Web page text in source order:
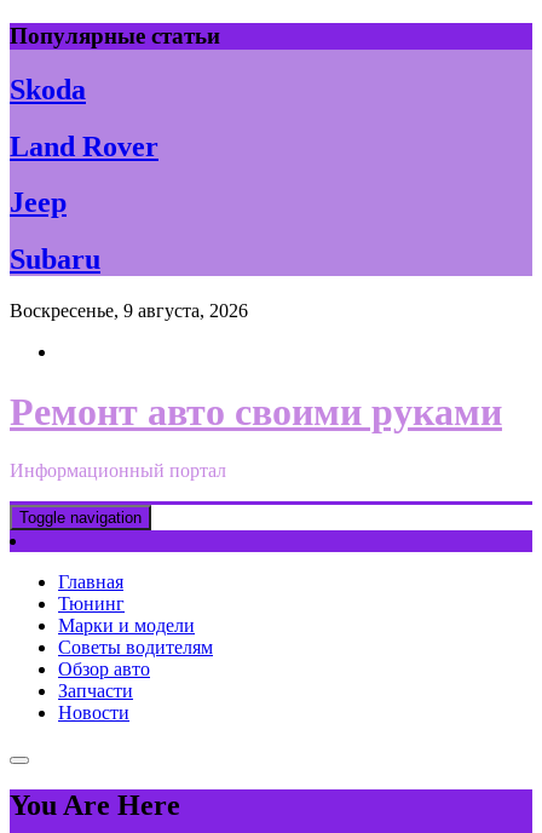
Skip
to
content
Популярные статьи
Skoda
Land Rover
Jeep
Subaru
Воскресенье, 9 августа, 2026
Ремонт авто своими руками
Информационный портал
Toggle navigation
Главная
Тюнинг
Марки и модели
Советы водителям
Обзор авто
Запчасти
Новости
You Are Here